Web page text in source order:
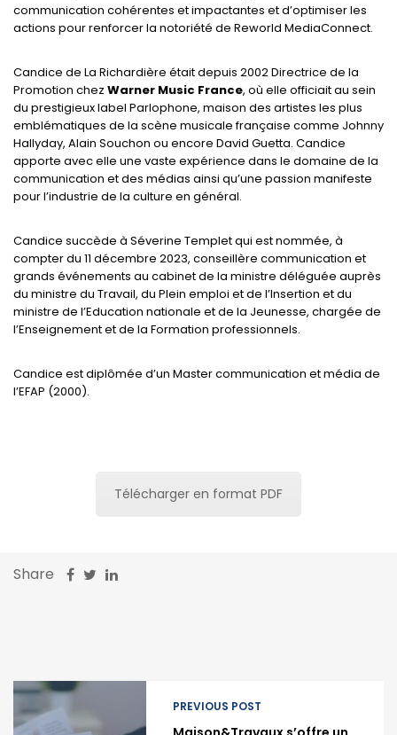
communication cohérentes et impactantes et d’optimiser les
actions pour renforcer la notoriété de Reworld MediaConnect.
Candice de La Richardière était depuis 2002 Directrice de la
Promotion chez Warner Music France, où elle officiait au sein
du prestigieux label Parlophone, maison des artistes les plus
emblématiques de la scène musicale française comme Johnny
Hallyday, Alain Souchon ou encore David Guetta. Candice
apporte avec elle une vaste expérience dans le domaine de la
communication et des médias ainsi qu’une passion manifeste
pour l’industrie de la culture en général.
Candice succède à Séverine Templet qui est nommée, à
compter du 11 décembre 2023, conseillère communication et
grands événements au cabinet de la ministre déléguée auprès
du ministre du Travail, du Plein emploi et de l’Insertion et du
ministre de l’Education nationale et de la Jeunesse, chargée de
l’Enseignement et de la Formation professionnels.
Candice est diplômée d’un Master communication et média de
l’EFAP (2000).
Télécharger en format PDF
Share
PREVIOUS POST